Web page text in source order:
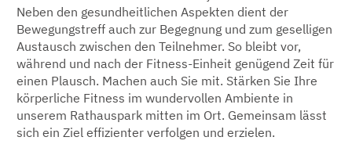
Neben den gesundheitlichen Aspekten dient der
Bewegungstreff auch zur Begegnung und zum geselligen
Austausch zwischen den Teilnehmer. So bleibt vor,
während und nach der Fitness-Einheit genügend Zeit für
einen Plausch. Machen auch Sie mit. Stärken Sie Ihre
körperliche Fitness im wundervollen Ambiente in
unserem Rathauspark mitten im Ort. Gemeinsam lässt
sich ein Ziel effizienter verfolgen und erzielen.